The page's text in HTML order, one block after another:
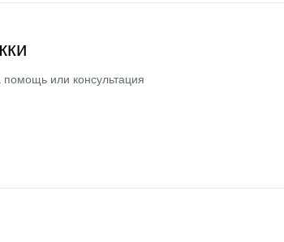
или консультация